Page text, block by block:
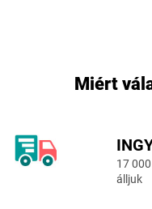
Miért
17
álljuk